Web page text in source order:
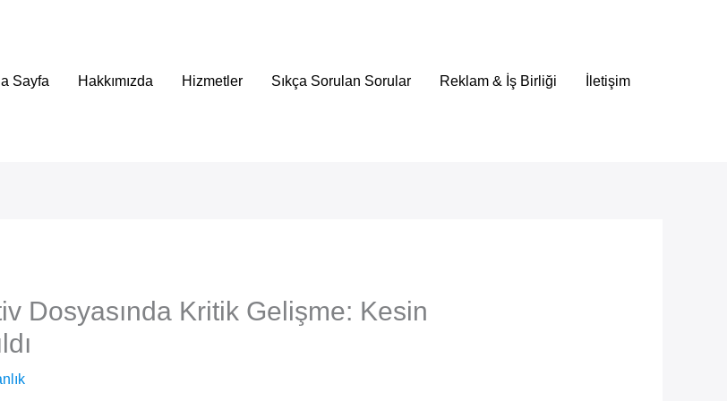
Sayfa Hakkımızda Hizmetler Sıkça Sorulan Sorular Reklam & İş Birliği İletişim
Dosyasında Kritik Gelişme: Kesin